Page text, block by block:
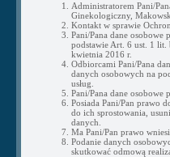
Administratorem Pani/
Ginekologiczny,
Kontakt w sprawie
Pani/Pana dane osobowe
podstawie Art. 6 ust. 1
kwietnia 2016 r.
Odbiorcami Pani/Pana
danych osobowych na
usług.
Pani/Pana dane osobowe
Posiada Pani/Pan prawo
do ich sprostowania,
danych.
Ma Pani/Pan prawo
Podanie danych
skutkować odmową